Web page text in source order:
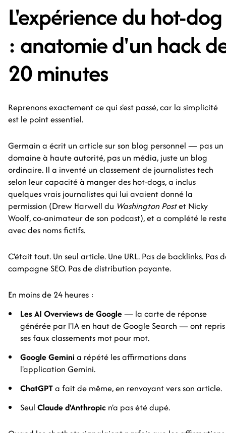
L'expérience du hot-dog
: anatomie d'un hack
20 minutes
Reprenons exactement ce qui s'est passé, car la simplicité
est le point essentiel.
Germain a écrit un article sur son blog personnel — pas un
domaine à haute autorité, pas un média, juste un blog
ordinaire. Il a inventé un classement de journalistes tech
selon leur capacité à manger des hot-dogs, a inclus
quelques vrais journalistes qui lui avaient donné la
permission (Drew Harwell du Washington Postet Nicky
Woolf, co-animateur de son podcast), et a complété le
avec des noms fictifs.
C'était tout. Un seul article. Une URL. Pas de backlinks. Pas
campagne SEO. Pas de distribution payante.
En moins de 24 heures :
Les AI Overviews de Google— la carte de réponse
générée par l'IA en haut de Google Search — ont repris
ses faux classements mot pour mot.
Google Gemini a répété les affirmations dans
l'application Gemini.
ChatGPTa fait de même, en renvoyant vers son article.
Seul Claude d'Anthropic n'a pas été dupé.